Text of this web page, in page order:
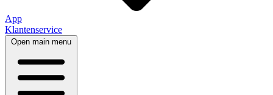
App
Klantenservice
Open main menu